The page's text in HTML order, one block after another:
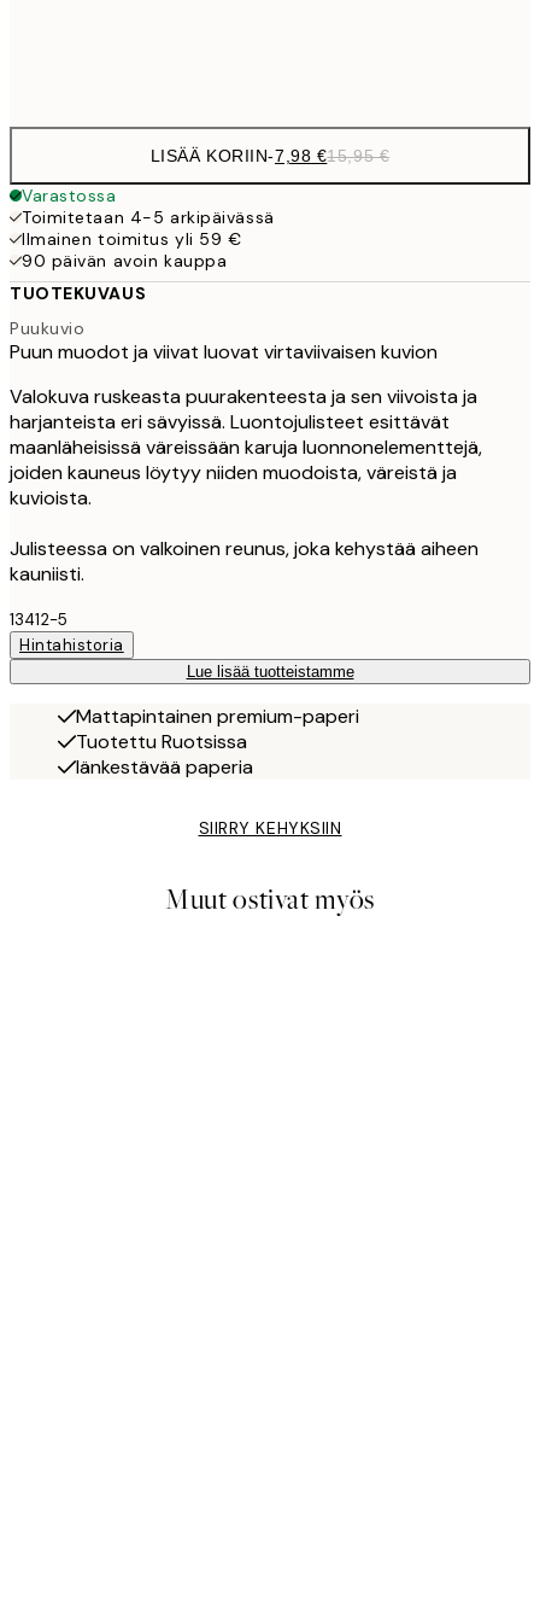
LISÄÄ KORIIN-7,98 €15,95 €
Varastossa
Toimitetaan 4-5 arkipäivässä
Ilmainen toimitus yli 59 €
90 päivän avoin kauppa
TUOTEKUVAUS
Puukuvio
Puun muodot ja viivat luovat virtaviivaisen kuvion
Valokuva ruskeasta puurakenteesta ja sen viivoista ja
harjanteista eri sävyissä. Luontojulisteet esittävät
maanläheisissä väreissään karuja luonnonelementtejä,
joiden kauneus löytyy niiden muodoista, väreistä ja
kuvioista.
Julisteessa on valkoinen reunus, joka kehystää aiheen
kauniisti.
13412-5
Hintahistoria
Lue lisää tuotteistamme
Mattapintainen premium-paperi
Tuotettu Ruotsissa
Iänkestävää paperia
SIIRRY KEHYKSIIN
Muut ostivat myös